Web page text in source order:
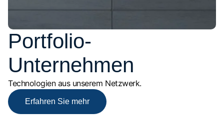
Portfolio-
Unternehmen
Technologien aus unserem Netzwerk.
Erfahren Sie mehr